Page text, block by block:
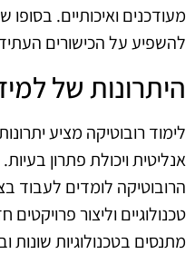
מעודכנים ואיכותיים. בסופו
להשפיע על הכישורים
היתרונות של
לימוד רובוטיקה מציע
אנליטית ויכולת פתרון
הרובוטיקה לומדים לעבוד
טכנולוגיים וליצור
מתנסים בטכנולוגיות שונות